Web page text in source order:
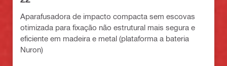
Aparafusadora de impacto compacta sem escovas
otimizada para fixação não estrutural mais segura e
eficiente em madeira e metal (plataforma a bateria
Nuron)